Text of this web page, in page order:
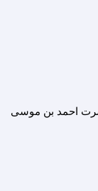
حرم مطهر حضرت احمد بن موسی